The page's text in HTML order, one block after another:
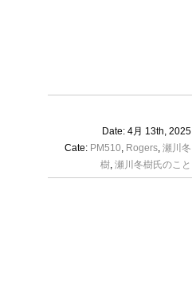
Date: 4月 13th, 2025
Cate: PM510, Rogers, 瀬川冬
樹, 瀬川冬樹氏のこと